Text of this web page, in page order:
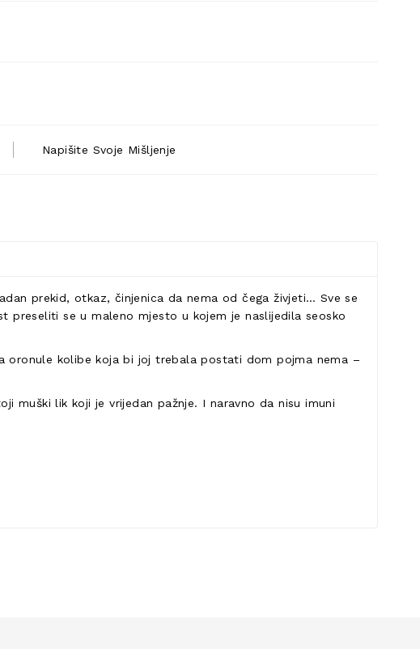
Napišite Svoje Mišljenje
prekid, otkaz, činjenica da nema od čega živjeti… Sve se
preseliti se u maleno mjesto u kojem je naslijedila seosko
oronule kolibe koja bi joj trebala postati dom pojma nema –
muški lik koji je vrijedan pažnje. I naravno da nisu imuni